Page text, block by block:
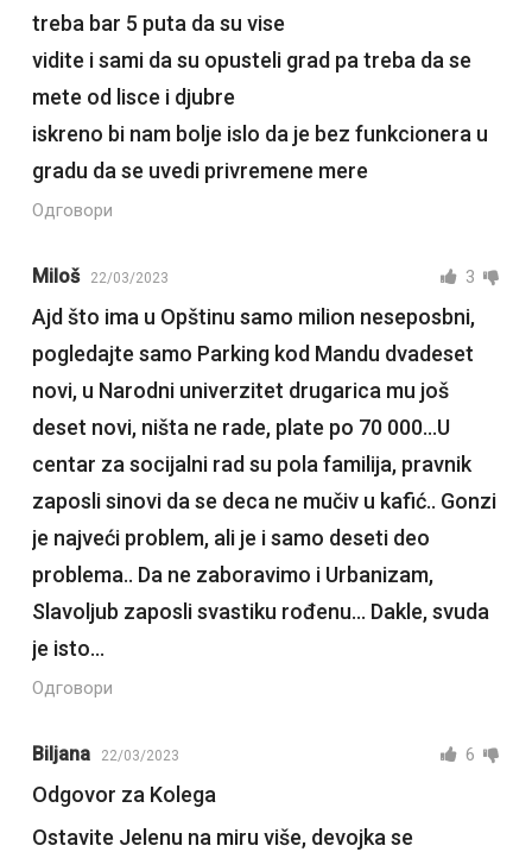
treba bar 5 puta da su vise
vidite i sami da su opusteli grad pa treba da se
mete od lisce i djubre
iskreno bi nam bolje islo da je bez funkcionera u
gradu da se uvedi privremene mere
Одговори
Miloš 22/03/2023 3
Ajd što ima u Opštinu samo milion neseposbni,
pogledajte samo Parking kod Mandu dvadeset
novi, u Narodni univerzitet drugarica mu još
deset novi, ništa ne rade, plate po 70 000…U
centar za socijalni rad su pola familija, pravnik
zaposli sinovi da se deca ne mučiv u kafić.. Gonzi
je najveći problem, ali je i samo deseti deo
problema.. Da ne zaboravimo i Urbanizam,
Slavoljub zaposli svastiku rođenu… Dakle, svuda
je isto…
Одговори
Biljana 22/03/2023 6
Odgovor za Kolega
Ostavite Jelenu na miru više, devojka se